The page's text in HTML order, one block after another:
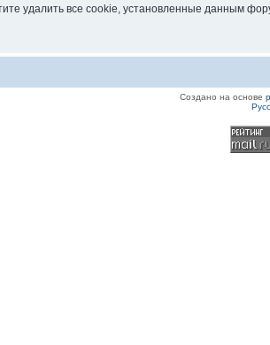
удалить все cookie, установленные данным
Создано на основе